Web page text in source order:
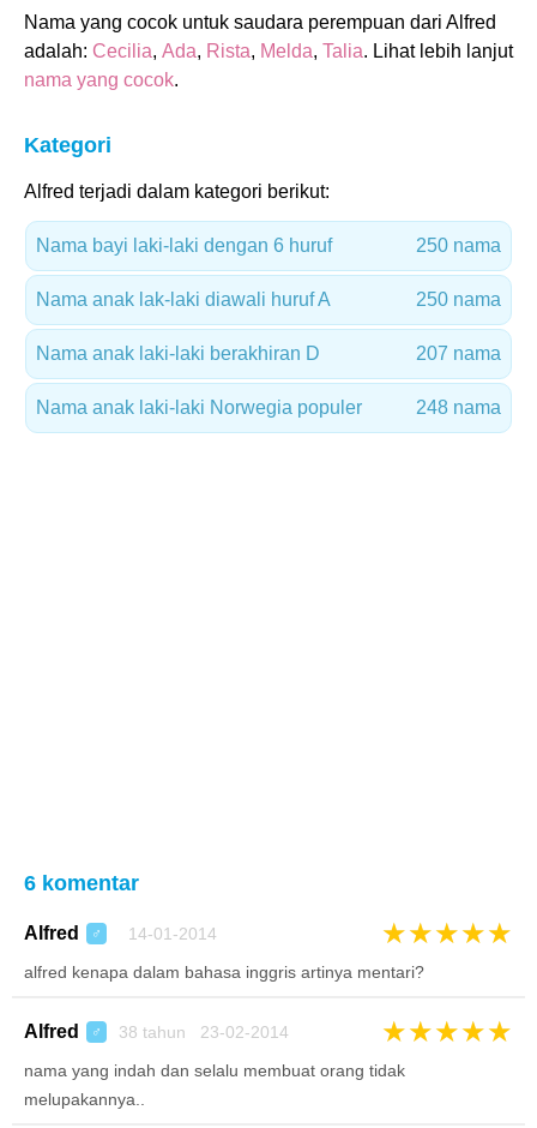
Nama yang cocok untuk saudara perempuan dari Alfred
adalah: Cecilia, Ada, Rista, Melda, Talia. Lihat lebih lanjut
nama yang cocok.
Kategori
Alfred terjadi dalam kategori berikut:
Nama bayi laki-laki dengan 6 huruf 250 nama
Nama anak lak-laki diawali huruf A 250 nama
Nama anak laki-laki berakhiran D 207 nama
Nama anak laki-laki Norwegia populer 248 nama
6 komentar
Alfred ♂ 14-01-2014 ★★★★★
alfred kenapa dalam bahasa inggris artinya mentari?
Alfred ♂ 38 tahun 23-02-2014 ★★★★★
nama yang indah dan selalu membuat orang tidak
melupakannya..